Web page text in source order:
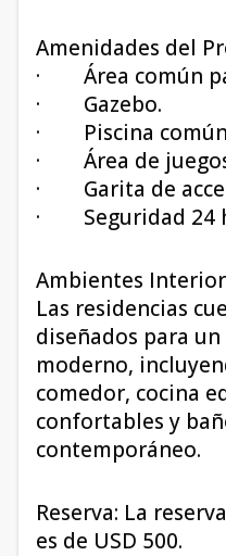
Amenidades del
· Área común
· Gazebo.
· Piscina
· Área de
· Garita de
· Seguridad 24
Ambientes
Las residencias
diseñados para
moderno,
comedor, cocina
confortables y
contemporáneo.
Reserva: La
es de USD 500.